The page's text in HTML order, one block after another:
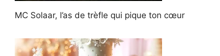
MC Solaar, l’as de trèfle qui pique ton cœur